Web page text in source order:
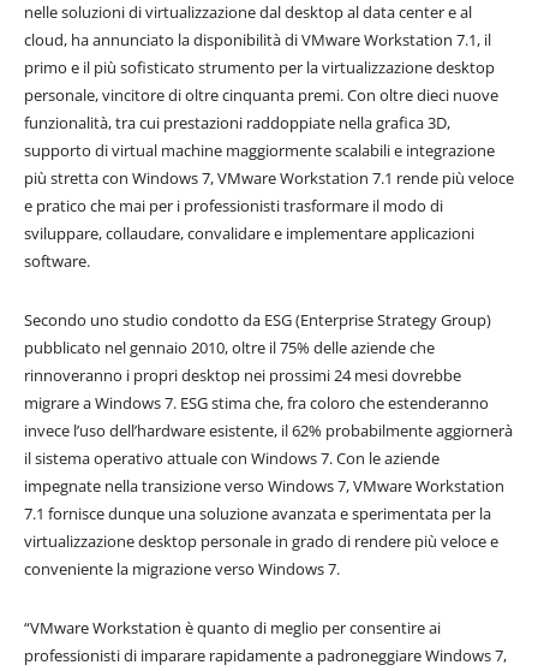
nelle soluzioni di virtualizzazione dal desktop al data center e al
cloud, ha annunciato la disponibilità di VMware Workstation 7.1, il
primo e il più sofisticato strumento per la virtualizzazione desktop
personale, vincitore di oltre cinquanta premi. Con oltre dieci nuove
funzionalità, tra cui prestazioni raddoppiate nella grafica 3D,
supporto di virtual machine maggiormente scalabili e integrazione
più stretta con Windows 7, VMware Workstation 7.1 rende più veloce
e pratico che mai per i professionisti trasformare il modo di
sviluppare, collaudare, convalidare e implementare applicazioni
software.
Secondo uno studio condotto da ESG (Enterprise Strategy Group)
pubblicato nel gennaio 2010, oltre il 75% delle aziende che
rinnoveranno i propri desktop nei prossimi 24 mesi dovrebbe
migrare a Windows 7. ESG stima che, fra coloro che estenderanno
invece l’uso dell’hardware esistente, il 62% probabilmente aggiornerà
il sistema operativo attuale con Windows 7. Con le aziende
impegnate nella transizione verso Windows 7, VMware Workstation
7.1 fornisce dunque una soluzione avanzata e sperimentata per la
virtualizzazione desktop personale in grado di rendere più veloce e
conveniente la migrazione verso Windows 7.
“VMware Workstation è quanto di meglio per consentire ai
professionisti di imparare rapidamente a padroneggiare Windows 7,